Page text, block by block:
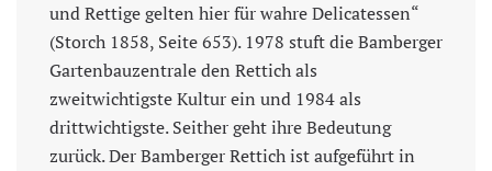
und Rettige gelten hier für wahre Delicatessen“
(Storch 1858, Seite 653). 1978 stuft die Bamberger
Gartenbauzentrale den Rettich als
zweitwichtigste Kultur ein und 1984 als
drittwichtigste. Seither geht ihre Bedeutung
zurück. Der Bamberger Rettich ist aufgeführt in